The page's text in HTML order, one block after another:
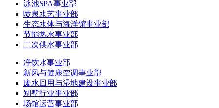
泳池SPA事业部
喷泉水艺事业部
生态水体与海洋馆事业部
节能热水事业部
二次供水事业部
净饮水事业部
新风与健康空调事业部
废水回用与湿地建设事业部
别墅行业事业部
场馆运营事业部